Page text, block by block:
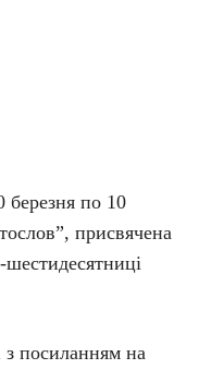
березня по 10
присвячена
з посиланням на